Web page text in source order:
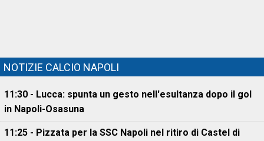
NOTIZIE CALCIO NAPOLI
11:30 - Lucca: spunta un gesto nell'esultanza dopo il gol
in Napoli-Osasuna
11:25 - Pizzata per la SSC Napoli nel ritiro di Castel di